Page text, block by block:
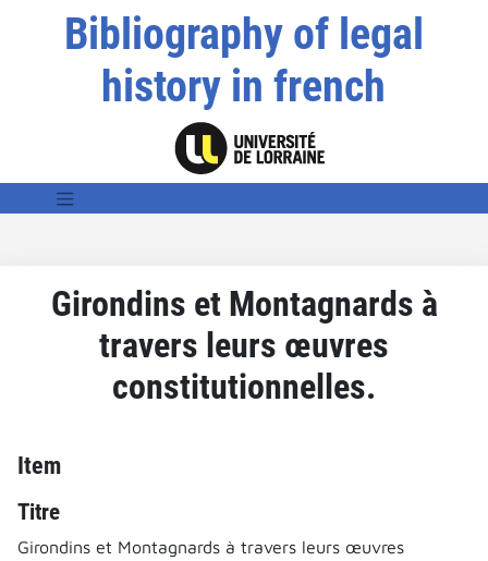
Bibliography of legal
history in french
Girondins et Montagnards à
travers leurs œuvres
constitutionnelles.
Item
Titre
Girondins et Montagnards à travers leurs œuvres